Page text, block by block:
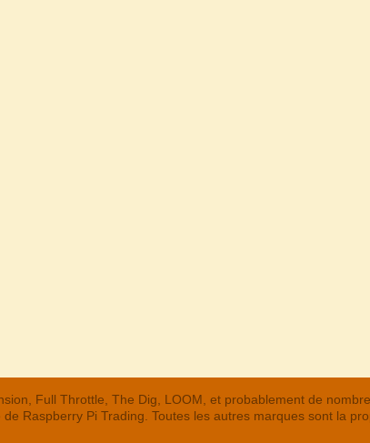
Full Throttle, The Dig, LOOM, et probablement de
Raspberry Pi Trading. Toutes les autres marques sont la